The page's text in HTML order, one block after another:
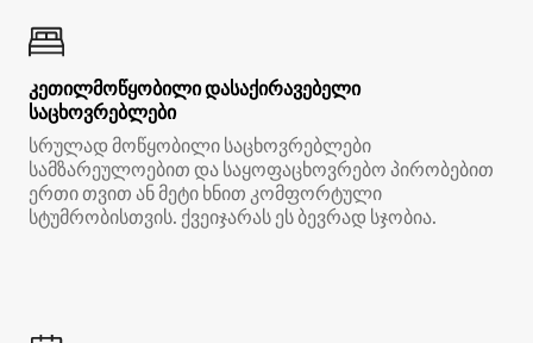
კეთილმოწყობილი დასაქირავებელი
საცხოვრებლები
სრულად მოწყობილი საცხოვრებლები
სამზარეულოებით და საყოფაცხოვრებო პირობებით
ერთი თვით ან მეტი ხნით კომფორტული
სტუმრობისთვის. ქვეიჯარას ეს ბევრად სჯობია.